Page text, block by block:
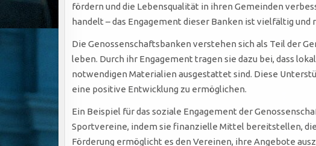
fördern und die Lebensqualität in ihren Gemeinden
handelt – das Engagement dieser Banken ist vielfältig
Die Genossenschaftsbanken verstehen sich als Teil der
leben. Durch ihr Engagement tragen sie dazu bei, dass
notwendigen Materialien ausgestattet sind. Diese
eine positive Entwicklung zu ermöglichen.
Ein Beispiel für das soziale Engagement der
Sportvereine, indem sie finanzielle Mittel bereitstellen,
Förderung ermöglicht es den Vereinen, ihre Angebote